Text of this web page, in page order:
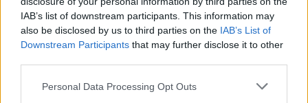
IAB’s list of downstream participants. This information may
also be disclosed by us to third parties on the IAB’s List of
Downstream Participants that may further disclose it to other
Personal Data Processing Opt Outs
. 1 viatura e 4 documentos apreendidos;
. 31 vigilantes de segurança fiscalizados.
Artérias mais
objetivos que traçou quando iniciou o seu percurso no
setor imobiliário. O empresário considera que o
reconhecimento conquistado resulta da proximidade
com a comunidade e da capacidade de apoiar não apenas
compradores e vendedores, mas também iniciativas
locais e projetos de desenvolvimento regional. Segundo
“reforçar inteligência sobre
comércio exterior”
Por Ígor Lopes